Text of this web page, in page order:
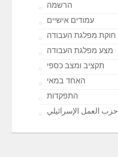
הרשמה
עמודים אישיים
חוקת מפלגת העבודה
מצע מפלגת העבודה
תקציב ומצב כספי
האחד במאי
התפקדות
حزب العمل الإسرائيلي